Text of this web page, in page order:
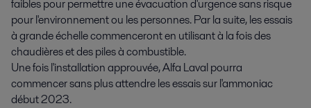
faibles pour permettre une évacuation d'urgence sans risque
pour l'environnement ou les personnes. Par la suite, les essais
à grande échelle commenceront en utilisant à la fois des
chaudières et des piles à combustible.
Une fois l'installation approuvée, Alfa Laval pourra
commencer sans plus attendre les essais sur l'ammoniac
début 2023.